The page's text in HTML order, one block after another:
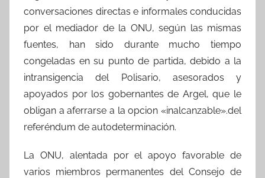
conversaciones directas e informales conducidas
por el mediador de la ONU, según las mismas
fuentes, han sido durante mucho tiempo
congeladas en su punto de partida, debido a la
intransigencia del Polisario, asesorados y
apoyados por los gobernantes de Argel, que le
obligan a aferrarse a la opcion «inalcanzable».del
referéndum de autodeterminación.
La ONU, alentada por el apoyo favorable de
varios miembros permanentes del Consejo de